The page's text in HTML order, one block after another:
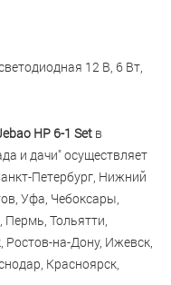
12 В, 6 Вт,
HP 6-1 Set в
и дачи" осуществляет
Петербург, Нижний
Уфа, Чебоксары,
Тольятти,
на-Дону, Ижевск,
Красноярск,